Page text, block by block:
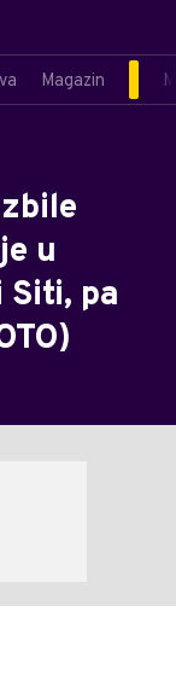
Magazin
u
pa